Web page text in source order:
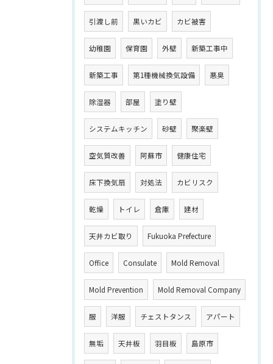
引渡し前 黒いカビ カビ被害
幼稚園 保育園 外壁 新築工事中
新築工事 第1種機械換気設備 悪臭
除湿器 部屋 塗り壁
システムキッチン 砂壁 聚楽壁
空気質改善 阿蘇市 健康住宅
床下換気扇 対処法 カビリスク
乾燥 トイレ 倉庫 建材
天井カビ取り Fukuoka Prefecture
Office Consulate Mold Removal
Mold Prevention Mold Removal Company
服 洋服 チェストタンス アパート
無垢 天井板 羽目板 島原市